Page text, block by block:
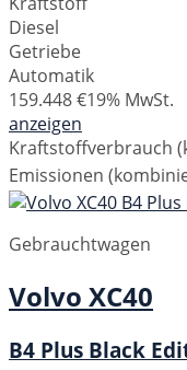
Diesel
Getriebe
Automatik
159.448 €19% MwSt.
anzeigen
Kraftstoffverbrauch
Emissionen
Gebrauchtwagen
Volvo XC40
B4 Plus Black